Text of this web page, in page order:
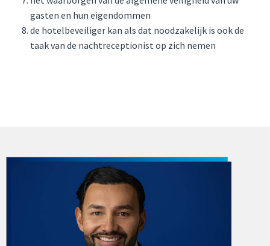
gasten en hun eigendommen
de hotelbeveiliger kan als dat noodzakelijk is ook de
taak van de nachtreceptionist op zich nemen